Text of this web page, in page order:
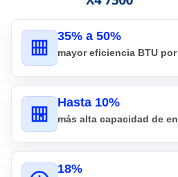
35% a 50%
mayor eficiencia BTU
Hasta 10%
más alta capacidad de
18%